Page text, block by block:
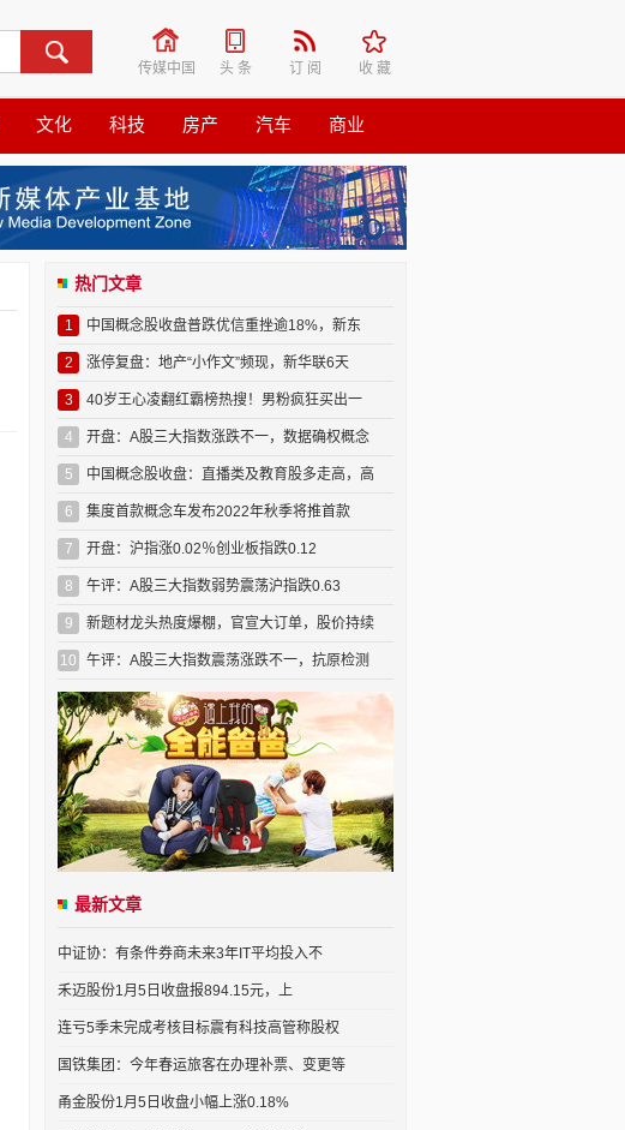
传媒中国 头 条 订 阅 收 藏
文化 科技 房产 汽车 商业
热门文章
1 中国概念股收盘普跌优信重挫逾18%，新东
2 涨停复盘：地产“小作文”频现，新华联6天
3 40岁王心凌翻红霸榜热搜！男粉疯狂买出一
4 开盘：A股三大指数涨跌不一，数据确权概念
5 中国概念股收盘：直播类及教育股多走高，高
6 集度首款概念车发布2022年秋季将推首款
7 开盘：沪指涨0.02％创业板指跌0.12
8 午评：A股三大指数弱势震荡沪指跌0.63
9 新题材龙头热度爆棚，官宣大订单，股价持续
10 午评：A股三大指数震荡涨跌不一，抗原检测
最新文章
中证协：有条件券商未来3年IT平均投入不
禾迈股份1月5日收盘报894.15元，上
连亏5季未完成考核目标震有科技高管称股权
国铁集团：今年春运旅客在办理补票、变更等
甬金股份1月5日收盘小幅上涨0.18%